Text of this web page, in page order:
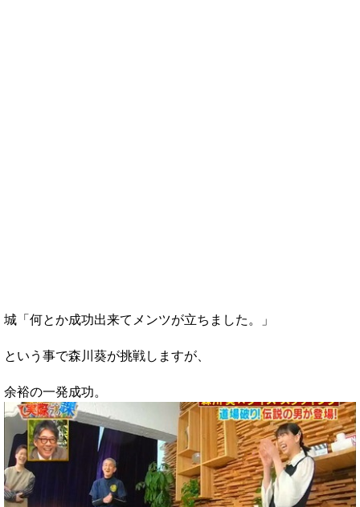
城「何とか成功出来てメンツが立ちました。」
という事で森川葵が挑戦しますが、
余裕の一発成功。